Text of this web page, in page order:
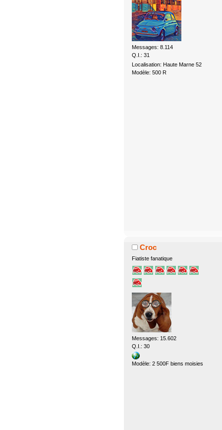
Messages: 8.114
Q.I.: 31
Localisation: Haute Marne 52
Modèle: 500 R
Croc
Fiatiste fanatique
Messages: 15.602
Q.I.: 30
Modèle: 2 500F biens moisies